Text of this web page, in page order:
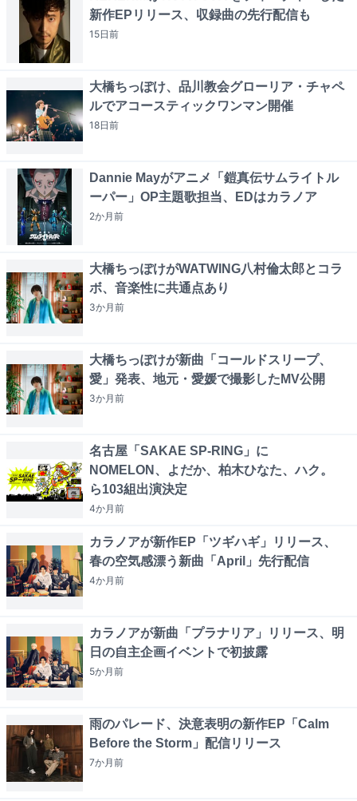
新作EPリリース、収録曲の先行配信も
15日前
大橋ちっぽけ、品川教会グローリア・チャペ
ルでアコースティックワンマン開催
18日前
Dannie Mayがアニメ「鎧真伝サムライトル
ーパー」OP主題歌担当、EDはカラノア
2か月前
大橋ちっぽけがWATWING八村倫太郎とコラ
ボ、音楽性に共通点あり
3か月前
大橋ちっぽけが新曲「コールドスリープ、
愛」発表、地元・愛媛で撮影したMV公開
3か月前
名古屋「SAKAE SP-RING」に
NOMELON、よだか、柏木ひなた、ハク。
ら103組出演決定
4か月前
カラノアが新作EP「ツギハギ」リリース、
春の空気感漂う新曲「April」先行配信
4か月前
カラノアが新曲「プラナリア」リリース、明
日の自主企画イベントで初披露
5か月前
雨のパレード、決意表明の新作EP「Calm
Before the Storm」配信リリース
7か月前